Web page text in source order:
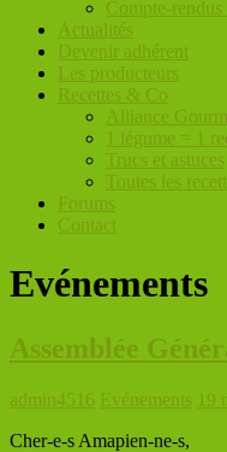
Compte-rendus
Actualités
Devenir adhérent
Les producteurs
Recettes & Co
Alliance
1 légume = 1
Trucs et astuces
Toutes les
Forums
Contact
Evénements
Assemblée
admin4516 Evénements 19
Cher-e-s Amapien-ne-s,